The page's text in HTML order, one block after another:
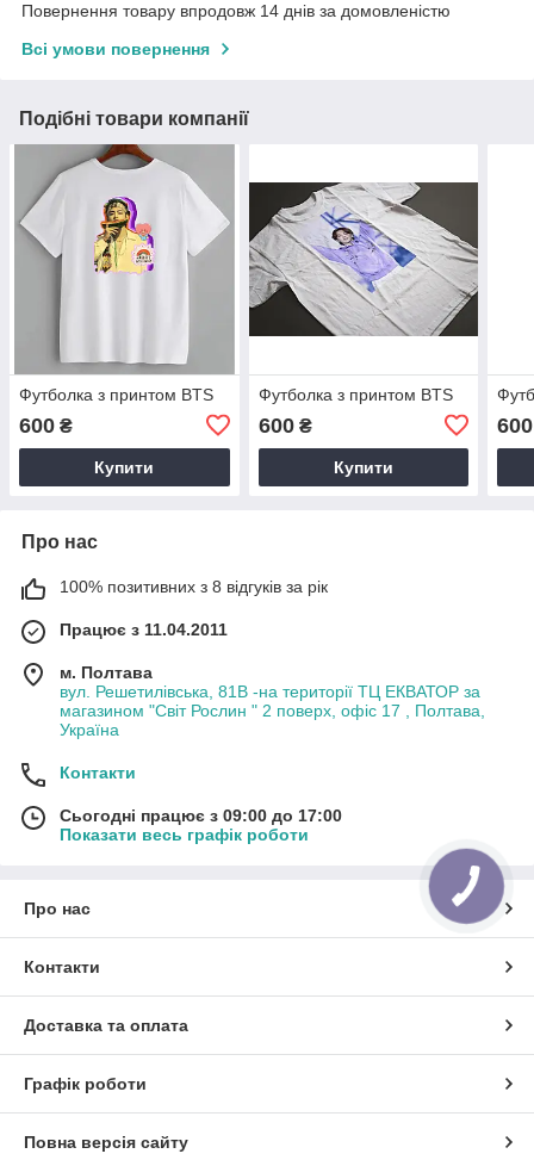
Повернення товару впродовж 14 днів за домовленістю
Всі умови повернення
Подібні товари компанії
Футболка з принтом BTS
600 ₴
Купити
Футболка з принтом BTS
600₴
Купити
600
Про нас
100% позитивних з 8 відгуків за рік
Працює з 11.04.2011
м. Полтава
вул. Решетилівська, 81В -на території ТЦ ЕКВАТОР за
магазином "Світ Рослин " 2 поверх, офіс 17 , Полтава,
Україна
Контакти
Сьогодні працює з 09:00 до 17:00
Показати весь графік роботи
Про нас
Контакти
Доставка та оплата
Графік роботи
Повна версія сайту